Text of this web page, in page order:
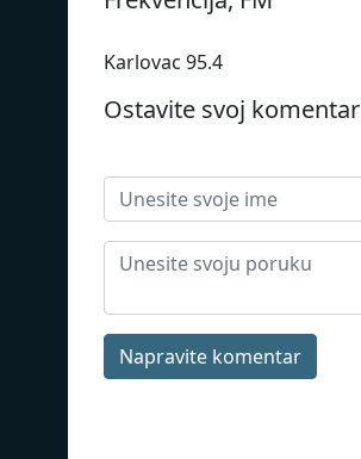
Karlovac 95.4
Ostavite svoj komentar
Napravite komentar